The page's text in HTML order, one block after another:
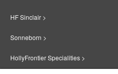
HF Sinclair >
Sonneborn >
HollyFrontier Specialities >